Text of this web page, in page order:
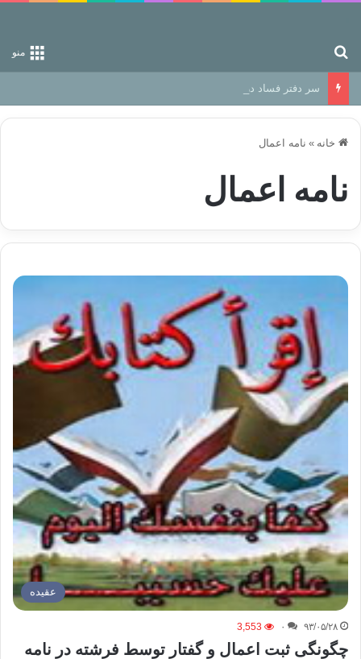
منو
سر دفتر فساد در زمین‌، دوری وکناره‌گیری از راه خداست‌!
خانه » نامه اعمال
نامه اعمال
عقیده
۹۳/۰۵/۲۸ ۰ 3,553
چگونگی ثبت اعمال و گفتار توسط فرشته در نامه